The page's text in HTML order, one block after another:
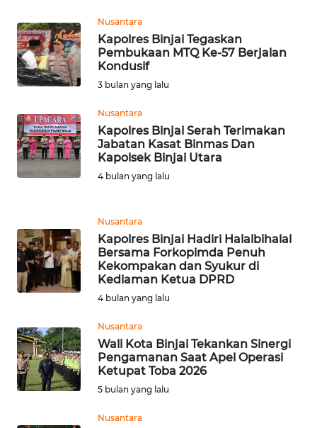
Nusantara
Kapolres Binjai Tegaskan
Pembukaan MTQ Ke-57 Berjalan
Kondusif
3 bulan yang lalu
Nusantara
Kapolres Binjai Serah Terimakan
Jabatan Kasat Binmas Dan
Kapolsek Binjai Utara
4 bulan yang lalu
Nusantara
Kapolres Binjai Hadiri Halalbihalal
Bersama Forkopimda Penuh
Kekompakan dan Syukur di
Kediaman Ketua DPRD
4 bulan yang lalu
Nusantara
Wali Kota Binjai Tekankan Sinergi
Pengamanan Saat Apel Operasi
Ketupat Toba 2026
5 bulan yang lalu
Nusantara
WN
JAKARTA
WN
WN
BANTEN
WN
WN
KEPRI
WN
WN
PAPUA
BARAT